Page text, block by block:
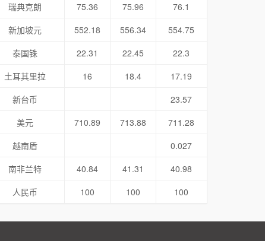
瑞典克朗
75.36 75.96
76.1
新加坡元
552.18 556.34
554.75
泰国铢
22.31 22.45
22.3
土耳其里拉
16 18.4
17.19
新台币
23.57
美元
710.89 713.88
711.28
越南盾
0.027
南非兰特
40.84 41.31
40.98
人民币
100 100 100